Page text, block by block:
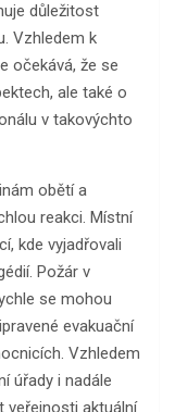
důležitost
Vzhledem k
očekává, že se
ale také o
v takovýchto
obětí a
reakci. Místní
kde vyjadřovali
Požár v
se mohou
evakuační
Vzhledem
úřady i nadále
veřejnosti aktuální